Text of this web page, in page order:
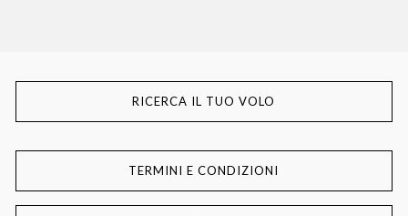
RICERCA IL TUO VOLO
TERMINI E CONDIZIONI